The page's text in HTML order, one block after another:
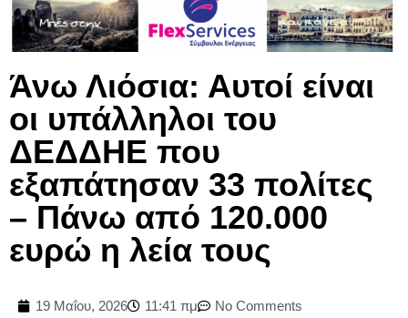
Άνω Λιόσια: Αυτοί είναι
οι υπάλληλοι του
ΔΕΔΔΗΕ που
εξαπάτησαν 33 πολίτες
– Πάνω από 120.000
ευρώ η λεία τους
19 Μαΐου, 2026 11:41 πμ No Comments